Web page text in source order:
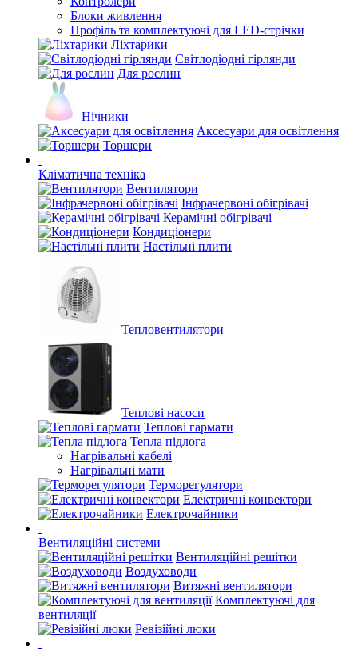
Блоки живлення
Профіль та комплектуючі для LED-стрічки
Ліхтарики
Світлодіодні гірлянди
Для рослин
Нічники
Аксесуари для освітлення
Торшери
Кліматична техніка
Вентилятори
Інфрачервоні обігрівачі
Керамічні обігрівачі
Кондиціонери
Настільні плити
Тепловентилятори
Теплові насоси
Теплові гармати
Тепла підлога
Нагрівальні кабелі
Нагрівальні мати
Терморегулятори
Електричні конвектори
Електрочайники
Вентиляційні системи
Вентиляційні решітки
Воздуховоди
Витяжні вентилятори
Комплектуючі для
вентиляції
Ревізійні люки